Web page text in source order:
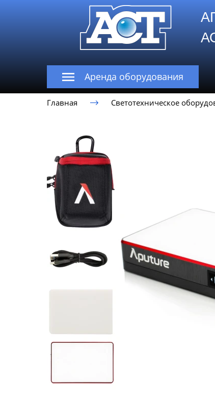
Аренда оборудования
Главная Светотехническое